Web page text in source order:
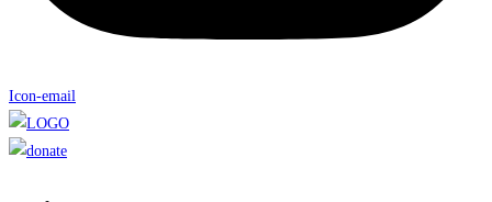
Icon-email